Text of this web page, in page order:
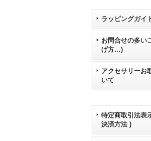
ラッピングガイ
お問合せの多い
げ方…)
アクセサリーお
いて
特定商取引法表
決済方法 )